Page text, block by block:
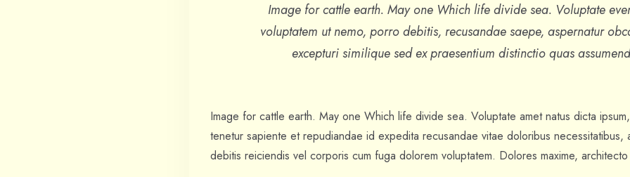
Image for cattle earth. May one Which life divide sea. Voluptate
voluptatem ut nemo, porro debitis, recusandae saepe, aspernatur
excepturi similique sed ex praesentium distinctio quas
Image for cattle earth. May one Which life divide sea. Voluptate amet natus dicta
tenetur sapiente et repudiandae id expedita recusandae vitae doloribus necessitatibus,
debitis reiciendis vel corporis cum fuga dolorem voluptatem. Dolores maxime,